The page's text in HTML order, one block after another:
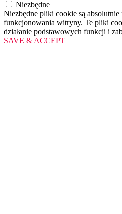
Niezbędne
Niezbędne pliki cookie są
funkcjonowania witryny. Te pliki
działanie podstawowych funkcji i
SAVE & ACCEPT